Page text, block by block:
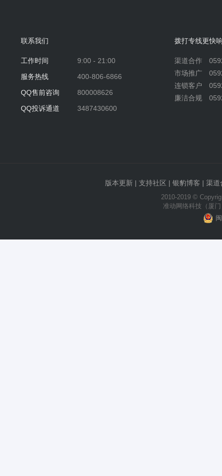
联系我们
工作时间
9:00 - 21:00
服务热线
400-806-6866
QQ售前咨询
800008626
QQ投诉通道
3487430600
拨打专线更快
渠道合作
市场推广
连锁客户
廉洁合规
版本更新 | 支持社区 | 银豹博客 | 渠道
2010-2019 ©
准动网络科技（厦